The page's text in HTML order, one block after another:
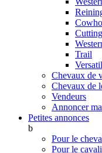
Cutting
Trail
Chevaux de
Chevaux de
Vendeurs
Annoncer
Petites annonces
b
Pour le
Pour le